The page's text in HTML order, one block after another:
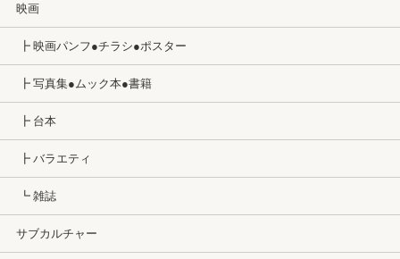
映画
┣ 映画パンフ●チラシ●ポスター
┣ 写真集●ムック本●書籍
┣ 台本
┣ バラエティ
┗ 雑誌
サブカルチャー